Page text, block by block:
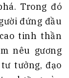
Trong đó
đứng đầu
tinh thần
nêu gương
tưởng, đạo